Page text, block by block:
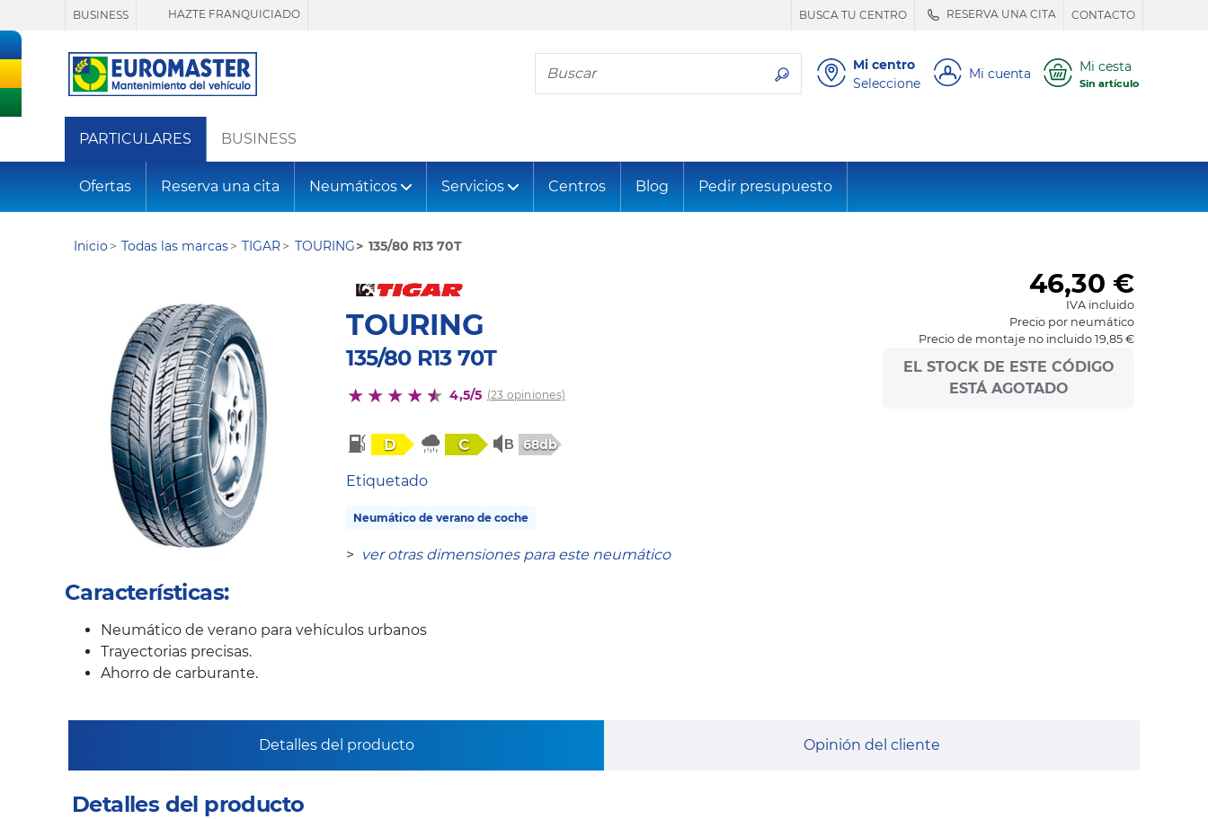
BUSINESS HAZTE FRANQUICIADO BUSCA TU CENTRO RESERVA UNA CITA CONTACTO
Busca tu neumático
Mi centro
Seleccione
Mi cuenta Mi cesta
Sin artículo
PARTICULARES BUSINESS
Ofertas Reserva una cita Neumáticos Servicios Centros Blog Pedir presupuesto
Inicio Todas las marcas TIGAR TOURING 135/80 R13 70T
TOURING
135/80 R13 70T
4,5/5 (23 opiniones)
D C 68db
Etiquetado
Neumático de verano de coche
> ver otras dimensiones para este neumático
46,30 €
IVA incluido
Precio por neumático
Precio de montaje no incluido 19,85 €
EL STOCK DE ESTE CÓDIGO
ESTÁ AGOTADO
Características:
Neumático de verano para vehículos urbanos
Trayectorias precisas.
Ahorro de carburante.
Detalles del producto Opinión del cliente
Detalles del producto